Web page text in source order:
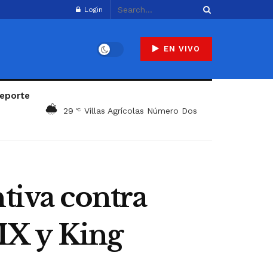
Login
EN VIVO
29 °C Villas Agrícolas Número Dos
contra
y King